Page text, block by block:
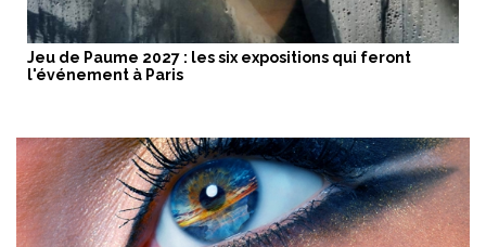
Jeu de Paume 2027 : les six expositions qui feront
l'événement à Paris